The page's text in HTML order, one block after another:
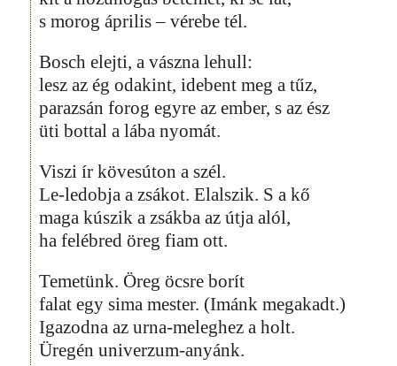
s morog április – vérebe tél.
Bosch elejti, a vászna lehull:
lesz az ég odakint, idebent meg a tűz,
parazsán forog egyre az ember, s az ész
üti bottal a lába nyomát.
Viszi ír kövesúton a szél.
Le-ledobja a zsákot. Elalszik. S a kő
maga kúszik a zsákba az útja alól,
ha felébred öreg fiam ott.
Temetünk. Öreg öcsre borít
falat egy sima mester. (Imánk megakadt.)
Igazodna az urna-meleghez a holt.
Üregén univerzum-anyánk.